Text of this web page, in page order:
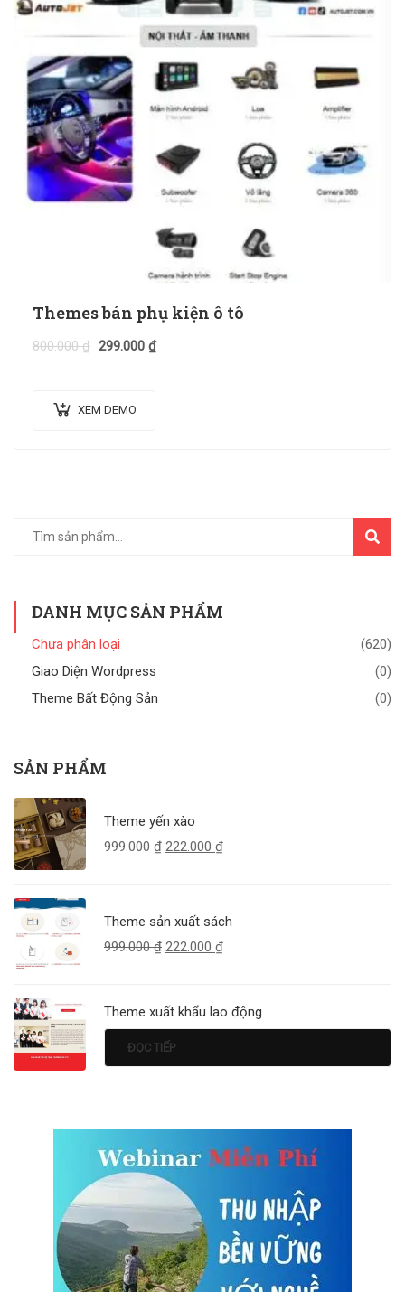
Themes bán phụ kiện ô tô
800.000₫ 299.000 ₫
XEM DEMO
TÌM
KIẾM
DANH MỤC SẢN PHẨM
Chưa phân loại
(620)
Giao Diện Wordpress
(0)
Theme Bất Động Sản
(0)
SẢN PHẨM
Theme yến xào
999.000₫ 222.000 ₫
Theme sản xuất sách
999.000₫ 222.000 ₫
Theme xuất khẩu lao động
ĐỌC TIẾP